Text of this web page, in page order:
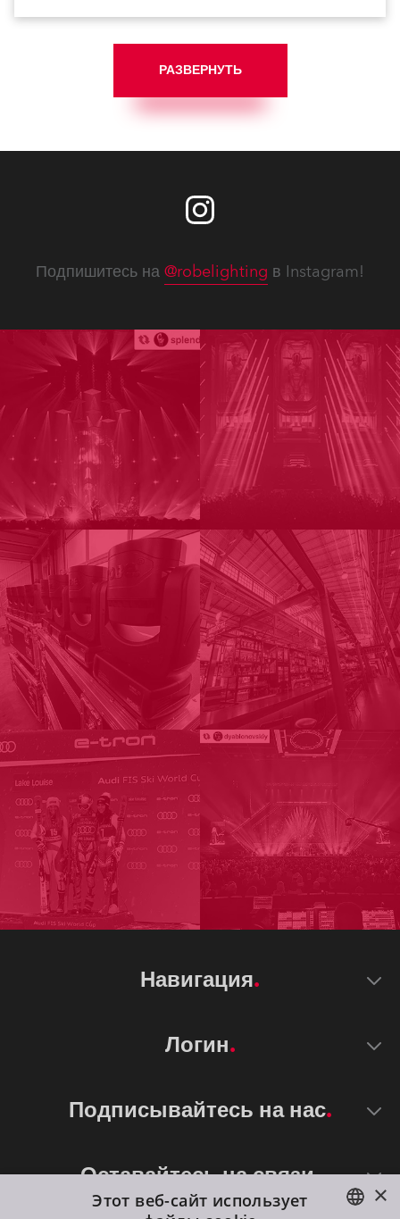
РАЗВЕРНУТЬ
Подпишитесь на @robelighting в Instagram!
Навигация
Логин
Подписывайтесь на нас
Оставайтесь на связи
×
Этот веб-сайт использует